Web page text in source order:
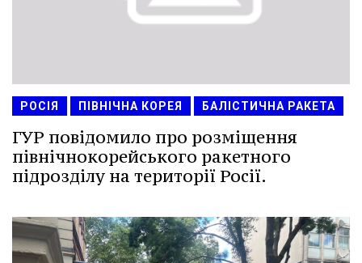
РОСІЯ ПІВНІЧНА КОРЕЯ БАЛІСТИЧНА РАКЕТА
ГУР повідомило про розміщення
північнокорейського ракетного
підрозділу на території Росії.